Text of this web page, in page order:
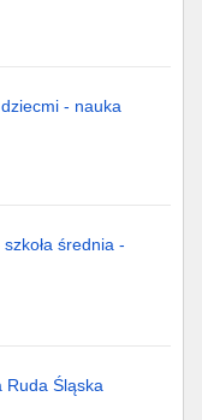
- nauka
średnia -
Ruda Śląska